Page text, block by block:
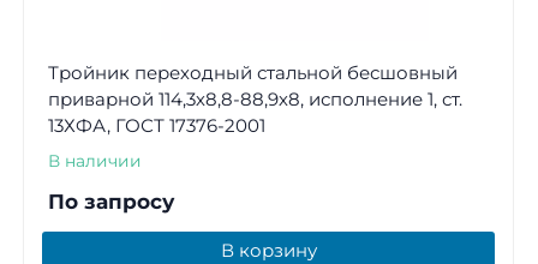
Тройник переходный стальной бесшовный
приварной 114,3х8,8-88,9х8, исполнение 1, ст.
13ХФА, ГОСТ 17376-2001
В наличии
По запросу
В корзину